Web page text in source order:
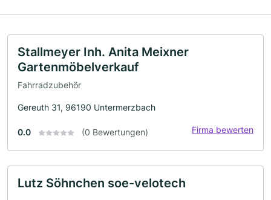
Stallmeyer Inh. Anita Meixner
Gartenmöbelverkauf
Fahrradzubehör
Gereuth 31, 96190 Untermerzbach
0.0 (0 Bewertungen) Firma bewerten
Lutz Söhnchen soe-velotech